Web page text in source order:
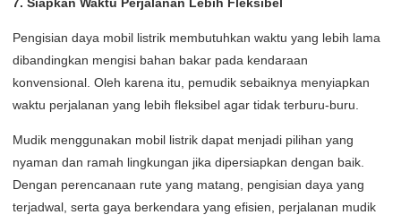
Pengisian daya mobil listrik membutuhkan waktu yang lebih lama
dibandingkan mengisi bahan bakar pada kendaraan
konvensional. Oleh karena itu, pemudik sebaiknya menyiapkan
waktu perjalanan yang lebih fleksibel agar tidak terburu-buru.
Mudik menggunakan mobil listrik dapat menjadi pilihan yang
nyaman dan ramah lingkungan jika dipersiapkan dengan baik.
Dengan perencanaan rute yang matang, pengisian daya yang
terjadwal, serta gaya berkendara yang efisien, perjalanan mudik